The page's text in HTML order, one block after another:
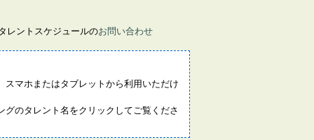
レントスケジュールのお問い合わせ
マホまたはタブレットから利用いただけ
グのタレント名をクリックしてご覧くださ